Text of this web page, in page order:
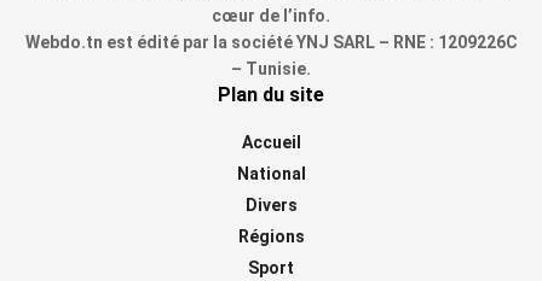
cœur de l’info.
Webdo.tn est édité par la société YNJ SARL – RNE : 1209226C
– Tunisie.
Plan du site
Accueil
National
Divers
Régions
Sport